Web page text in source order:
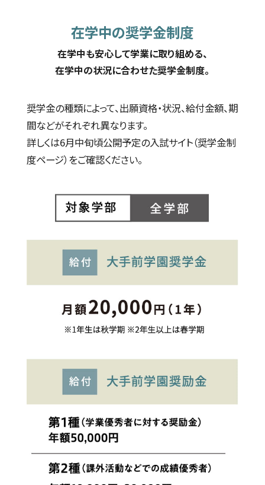
在学中の奨学金制度
在学中も安心して学業に取り組める、
在学中の状況に合わせた奨学金制度。
奨学金の種類によって、出願資格・状況、給付金額、期
間などがそれぞれ異なります。
詳しくは6月中旬頃公開予定の入試サイト（奨学金制
度ページ）をご確認ください。